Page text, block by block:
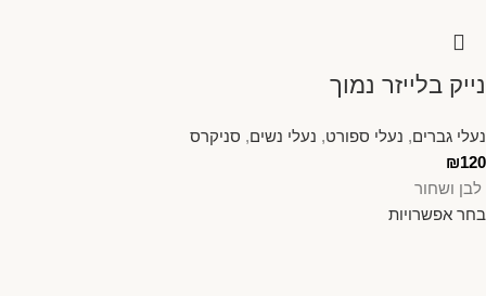
נייק בלייזר נמוך
נעלי גברים, נעלי ספורט, נעלי נשים, סניקרס
₪120
לבן ושחור
בחר אפשרויות